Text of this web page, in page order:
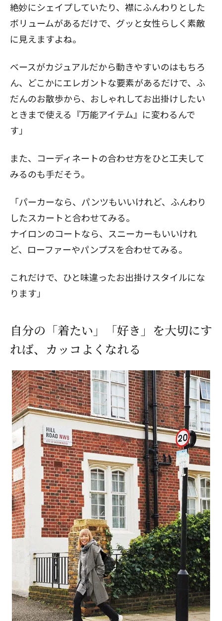
絶妙にシェイプしていたり、襟にふんわりとした
ボリュームがあるだけで、グッと女性らしく素敵
に見えますよね。
ベースがカジュアルだから動きやすいのはもちろ
ん、どこかにエレガントな要素があるだけで、ふ
だんのお散歩から、おしゃれしてお出掛けしたい
ときまで使える『万能アイテム』に変わるんで
す」
また、コーディネートの合わせ方をひと工夫して
みるのも手だそう。
「パーカーなら、パンツもいいけれど、ふんわり
したスカートと合わせてみる。
ナイロンのコートなら、スニーカーもいいけれ
ど、ローファーやパンプスを合わせてみる。
これだけで、ひと味違ったお出掛けスタイルにな
ります」
自分の「着たい」「好き」を大切にす
れば、カッコよくなれる